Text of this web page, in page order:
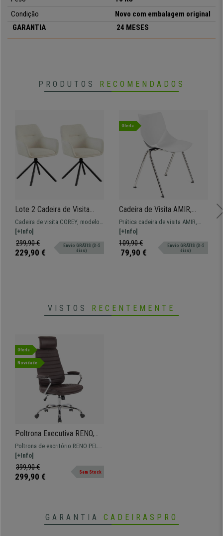
Mecanismo de balanço
• Estrutura metálica
•Apoia cabeças incluido
Condição
Novo com embalagem original
GARANTIA
24 MESES
PRODUTOS RECOMENDADOS
Lote 2 Cadeira de Visita
COREY, Modelo Giratório,
Design Moderno, em
Tecido, cor Creme
Cadeira de visita COREY, modelo
giratório em tecido
[+Info]
299,90 €
229,90 €
Envio GRÁTIS (3-5
dias)
Oferta
Cadeira de Visita AMIR,
Confortável e Prática,
Empilhável, Cor Branco
Prática cadeira de visita AMIR,
espetacular design, disponível em
várias cores.
[+Info]
109,90 €
79,90 €
Envio GRÁTIS (3-5
dias)
VISTOS RECENTEMENTE
Oferta
Novidade
Poltrona Executiva RENO,
Pele Verdadeira, Estrutura
Metálica, Cor Castanho
Poltrona de escritório RENO PELE
VERDADEIRA. Estrutura metálica,
com assento e encosto
acolchoados.
[+Info]
399,90 €
299,90 € Sem Stock
GARANTIA CADEIRASPRO